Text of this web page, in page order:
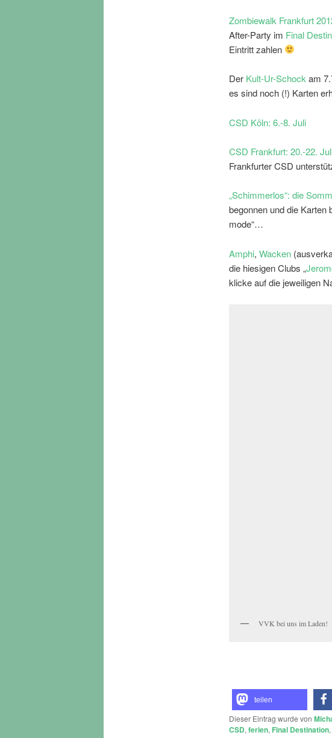
Zombiewalk Frankfurt
After-Party im Final
Eintritt zahlen
DerKult-Ur-Schockam
es sind noch (!) Karten
CSD Köln: 6.-8. Juli
CSD Frankfurt: 20.-22.
Frankfurter CSD
„Schimmerlos“: die
begonnen und die Karten
mode“…
Amphi, Wacken
die hiesigen Clubs „
klicke auf die jeweiligen
VVK bei uns im Laden!
teilen
Dieser Eintrag wurde von
CSD, ferien, Final Destination,